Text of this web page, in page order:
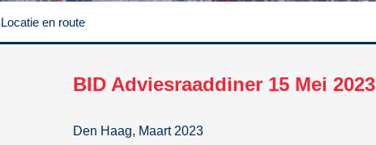
Locatie en route
BID Adviesraaddiner 15 Mei 2023
Den Haag, Maart 2023